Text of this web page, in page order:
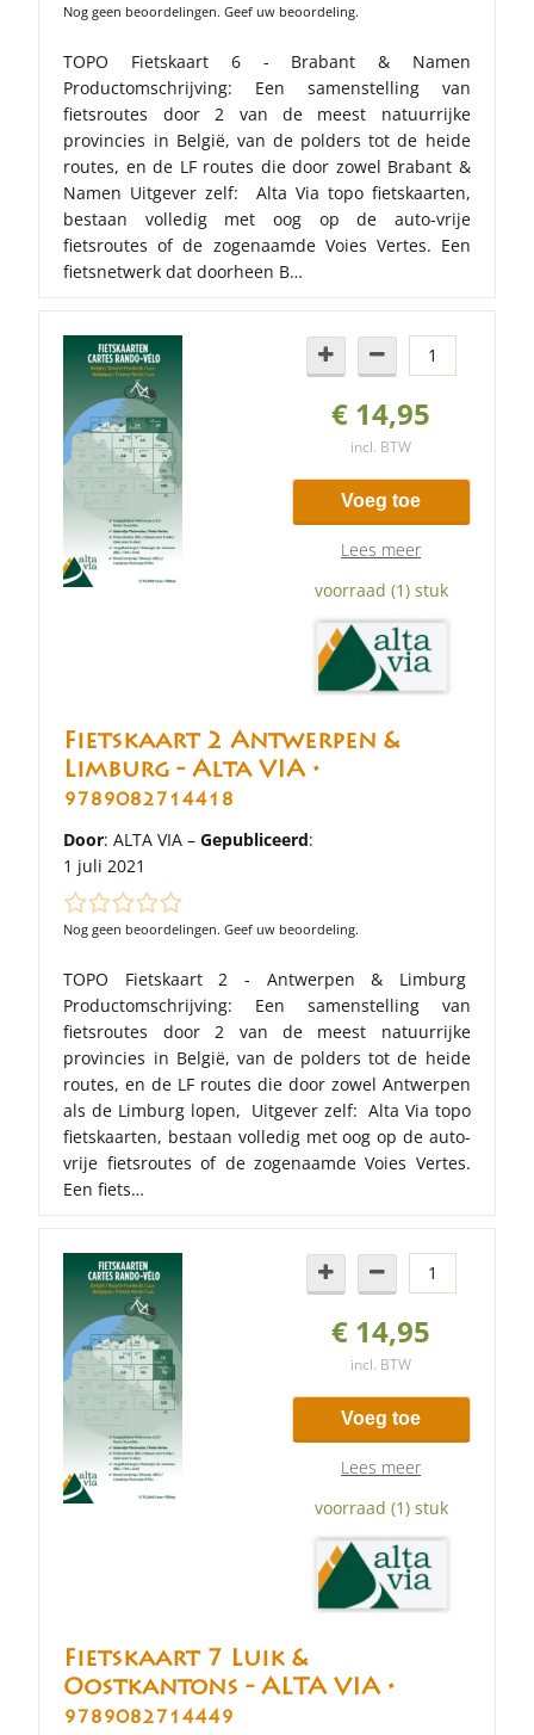
Nog geen beoordelingen. Geef uw beoordeling.
TOPO Fietskaart 6 - Brabant & Namen
Productomschrijving: Een samenstelling van
fietsroutes door 2 van de meest natuurrijke
provincies in België, van de polders tot de heide
routes, en de LF routes die door zowel Brabant &
Namen Uitgever zelf: Alta Via topo fietskaarten,
bestaan volledig met oog op de auto-vrije
fietsroutes of de zogenaamde Voies Vertes. Een
fietsnetwerk dat doorheen B…
€ 14,95
incl. BTW
Voeg toe
Lees meer
voorraad (1) stuk
Fietskaart 2 Antwerpen &
Limburg - Alta VIA •
9789082714418
Door: ALTA VIA –Gepubliceerd:
1 juli 2021
Nog geen beoordelingen. Geef uw beoordeling.
TOPO Fietskaart 2 - Antwerpen & Limburg
Productomschrijving: Een samenstelling van
fietsroutes door 2 van de meest natuurrijke
provincies in België, van de polders tot de heide
routes, en de LF routes die door zowel Antwerpen
als de Limburg lopen, Uitgever zelf: Alta Via topo
fietskaarten, bestaan volledig met oog op de auto-
vrije fietsroutes of de zogenaamde Voies Vertes.
Een fiets…
€ 14,95
incl. BTW
Voeg toe
Lees meer
voorraad (1) stuk
Fietskaart 7 Luik &
Oostkantons - ALTA VIA •
9789082714449